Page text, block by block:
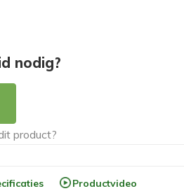
nodig?
Productvideo